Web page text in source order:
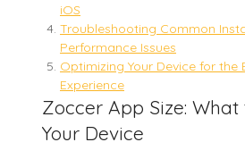
iOS
Troubleshooting Common
Performance Issues
Optimizing Your Device for the
Experience
Zoccer App Size:
Your Device